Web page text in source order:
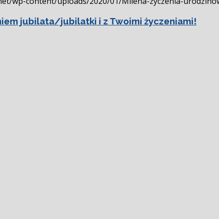
jubilata/jubilatki i z Twoimi życzeniami!